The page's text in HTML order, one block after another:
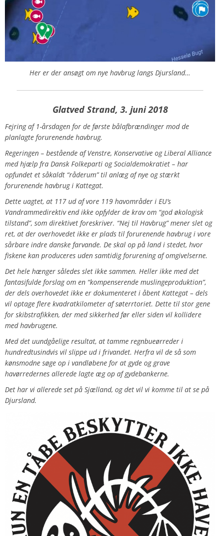
Her er der ansøgt om nye havbrug langs Djursland…
Glatved Strand, 3. juni 2018
Fejring af 1-årsdagen for de første bålafbrændinger mod de
planlagte forurenende havbrug.
Regeringen – bestående af Venstre, Konservative og Liberal Alliance
med hjælp fra Dansk Folkeparti og Socialdemokratiet – har
opfundet et såkaldt “råderum” til anlæg af nye og stærkt
forurenende havbrug i Kattegat.
Dette uagtet, at 117 ud af vore 119 havområder i EU’s
Vandrammedirektiv end ikke opfylder de krav om “god økologisk
tilstand”, som direktivet foreskriver. “Nej til Havbrug” mener slet og
ret, at der overhovedet ikke er plads til forurenende havbrug i vore
sårbare indre danske farvande. De skal op på land i stedet, hvor
fiskene kan produceres uden samtidig forurening af omgivelserne.
Det hele hænger således slet ikke sammen. Heller ikke med det
fantasifulde forslag om en “kompenserende muslingeproduktion”,
der dels overhovedet ikke er dokumenteret i åbent Kattegat – dels
vil optage flere kvadratkilometer af søterrtoriet. Dette til stor gene
for skibstrafikken, der med sikkerhed før eller siden vil kollidere
med havbrugene.
Med det uundgåelige resultat, at tamme regnbueørreder i
hundredtusindvis vil slippe ud i frivandet. Herfra vil de så som
kønsmodne søge op i vandløbene for at gyde og grave
havørredernes allerede lagte æg op af gydebankerne.
Det har vi allerede set på Sjælland, og det vil vi komme til at se på
Djursland.